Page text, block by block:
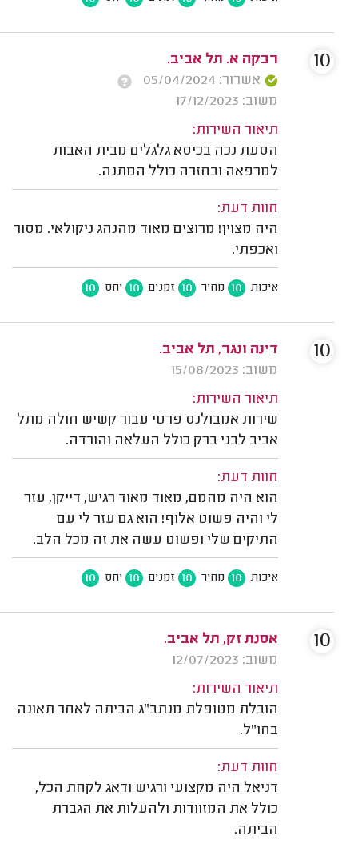
רבקה א. תל אביב.
אשרור: 05/04/2024
משוב: 17/12/2023
תיאור השירות:
הסעת נכה בכיסא גלגלים מבית האבות
למרפאה ובחזרה כולל המתנה.
חוות דעת:
היה מצוין! מרוצים מאוד מהנהג ניקולאי. מסור
ואכפתי.
איכות 10 מחיר 10 זמנים 10 יחס 10
10
דינה ונגר, תל אביב.
משוב: 15/08/2023
תיאור השירות:
שירות אמבולנס פרטי עבור קשיש חולה מתל
אביב לבני ברק כולל העלאה והורדה.
חוות דעת:
הוא היה מהמם, מאוד מאוד רגיש, דייקן, עזר
לי והיה פשוט אלוף! הוא גם עזר לי עם
התיקים שלי ופשוט עשה את זה מכל הלב.
איכות 10 מחיר 10 זמנים 10 יחס 10
10
אסנת זק, תל אביב.
משוב: 12/07/2023
תיאור השירות:
הובלת מטופלת מנתב"ג הביתה לאחר תאונה
בחו"ל.
חוות דעת:
דניאל היה מקצועי ורגיש ודאג לקחת הכל,
כולל את המזוודות ולהעלות את הגברת
הביתה.
10